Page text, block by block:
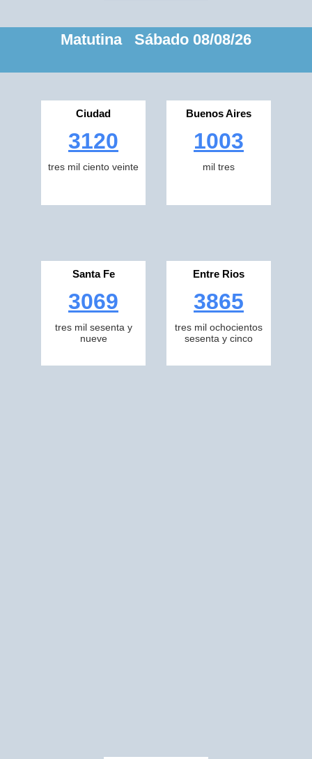
Matutina Sábado 08/08/26
Ciudad
3120
tres mil ciento veinte
Buenos Aires
1003
mil tres
Santa Fe
3069
tres mil sesenta y
nueve
Entre Rios
3865
tres mil ochocientos
sesenta y cinco